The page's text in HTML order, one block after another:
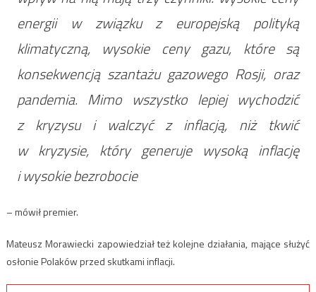
energii w związku z europejską polityką
klimatyczną, wysokie ceny gazu, które są
konsekwencją szantażu gazowego Rosji, oraz
pandemia. Mimo wszystko lepiej wychodzić
z kryzysu i walczyć z inflacją, niż tkwić
w kryzysie, który generuje wysoką inflację
i wysokie bezrobocie
– mówił premier.
Mateusz Morawiecki zapowiedział też kolejne działania, mające służyć
osłonie Polaków przed skutkami inflacji.